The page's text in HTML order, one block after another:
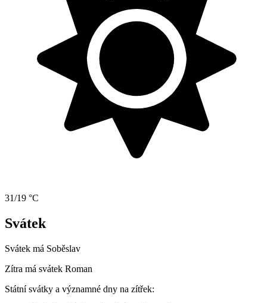
31/19 °C
Svátek
Svátek má Soběslav
Zítra má svátek Roman
Státní svátky a významné dny na zítřek: